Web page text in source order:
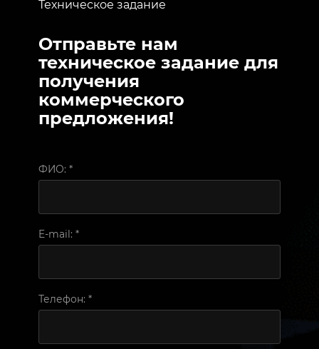
Техническое задание
Отправьте нам
техническое задание для
получения
коммерческого
предложения!
ФИО: *
E-mail: *
Телефон: *